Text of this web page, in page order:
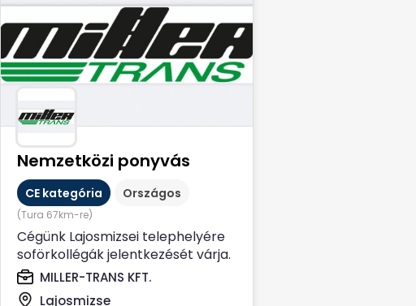
Nemzetközi ponyvás
CE kategória Országos
(Tura 67km-re)
Cégünk Lajosmizsei telephelyére
soförkollégák jelentkezését várja.
Hosszú távra, Nemzetközi,
Ponyvás...
MILLER-TRANS KFT.
Lajosmizse